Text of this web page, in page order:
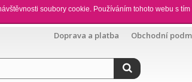
soubory cookie. Používáním tohoto webu s
Doprava a platba Obchodní